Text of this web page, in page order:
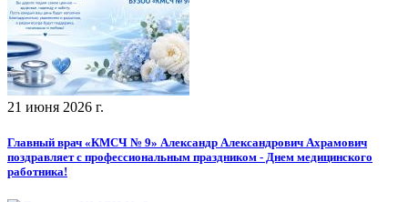
21 июня 2026 г.
Главный врач «КМСЧ № 9» Александр Александрович Ахрамович
поздравляет с профессиональным праздником - Днем медицинского
работника!